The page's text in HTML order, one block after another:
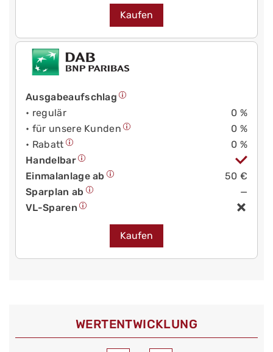
Kaufen
Ausgabeaufschlag
• regulär
0 %
• für unsere Kunden
0 %
• Rabatt
0 %
Handelbar
Einmalanlage ab
50 €
Sparplan ab
—
VL-Sparen
Kaufen
WERT­ENTWICKLUNG